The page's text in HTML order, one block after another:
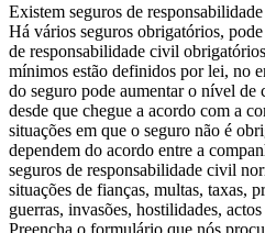
Existem seguros de
Há vários seguros obrigatórios,
de responsabilidade civil
mínimos estão definidos por lei, no
do seguro pode aumentar o nível de
desde que chegue a acordo com a
situações em que o seguro não é
dependem do acordo entre a
seguros de responsabilidade civil
situações de fianças, multas, taxas,
guerras, invasões, hostilidades,
Preencha o formulário que nós